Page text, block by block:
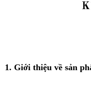
1. Giới thiệu về sản